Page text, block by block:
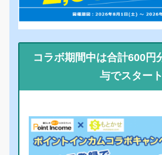
コラボ期間中は合計600円
与でスタート